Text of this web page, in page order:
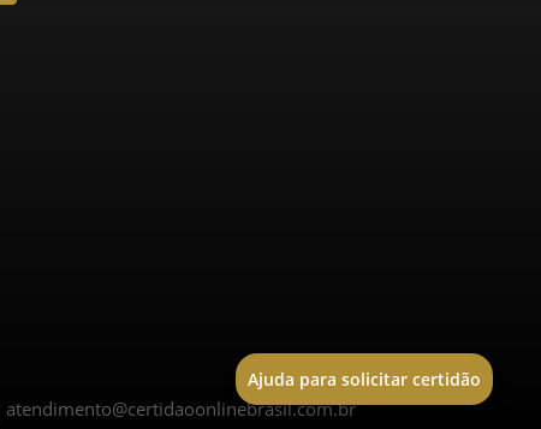
atendimento@certidaoonlinebrasil.com.br
Ajuda para solicitar certidão